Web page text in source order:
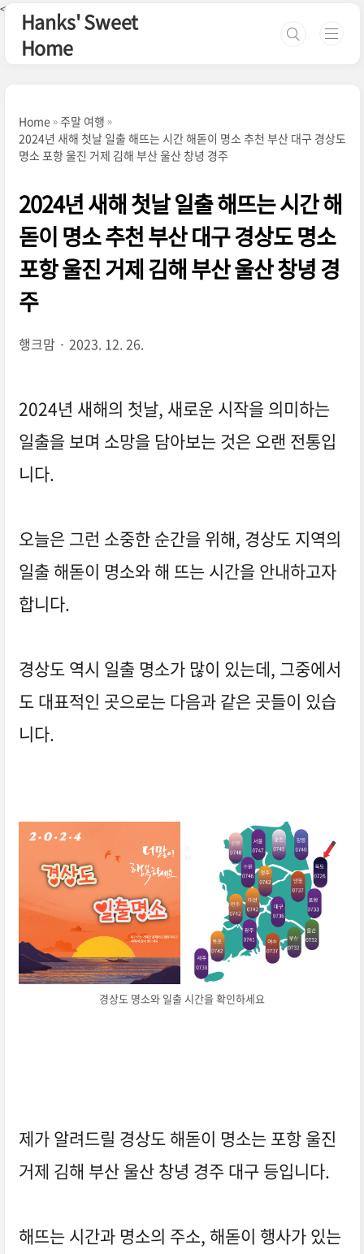
<--핀터레스트-->
본문 바로가기
Hanks' Sweet
Home
Home
주말 여행
2024년 새해 첫날 일출 해뜨는 시간 해돋이 명소 추천 부산 대구 경상도
명소 포항 울진 거제 김해 부산 울산 창녕 경주
2024년 새해 첫날 일출 해뜨는 시간 해
돋이 명소 추천 부산 대구 경상도 명소
포항 울진 거제 김해 부산 울산 창녕 경
주
행크맘 2023. 12. 26.
2024년 새해의 첫날, 새로운 시작을 의미하는
일출을 보며 소망을 담아보는 것은 오랜 전통입
니다.
오늘은 그런 소중한 순간을 위해, 경상도 지역의
일출 해돋이 명소와 해 뜨는 시간을 안내하고자
합니다.
경상도 역시 일출 명소가 많이 있는데, 그중에서
도 대표적인 곳으로는 다음과 같은 곳들이 있습
니다.
경상도 명소와 일출 시간을 확인하세요
제가 알려드릴 경상도 해돋이 명소는포항 울진
거제 김해 부산 울산 창녕 경주 대구 등입니다.
해뜨는 시간과 명소의 주소, 해돋이 행사가 있는